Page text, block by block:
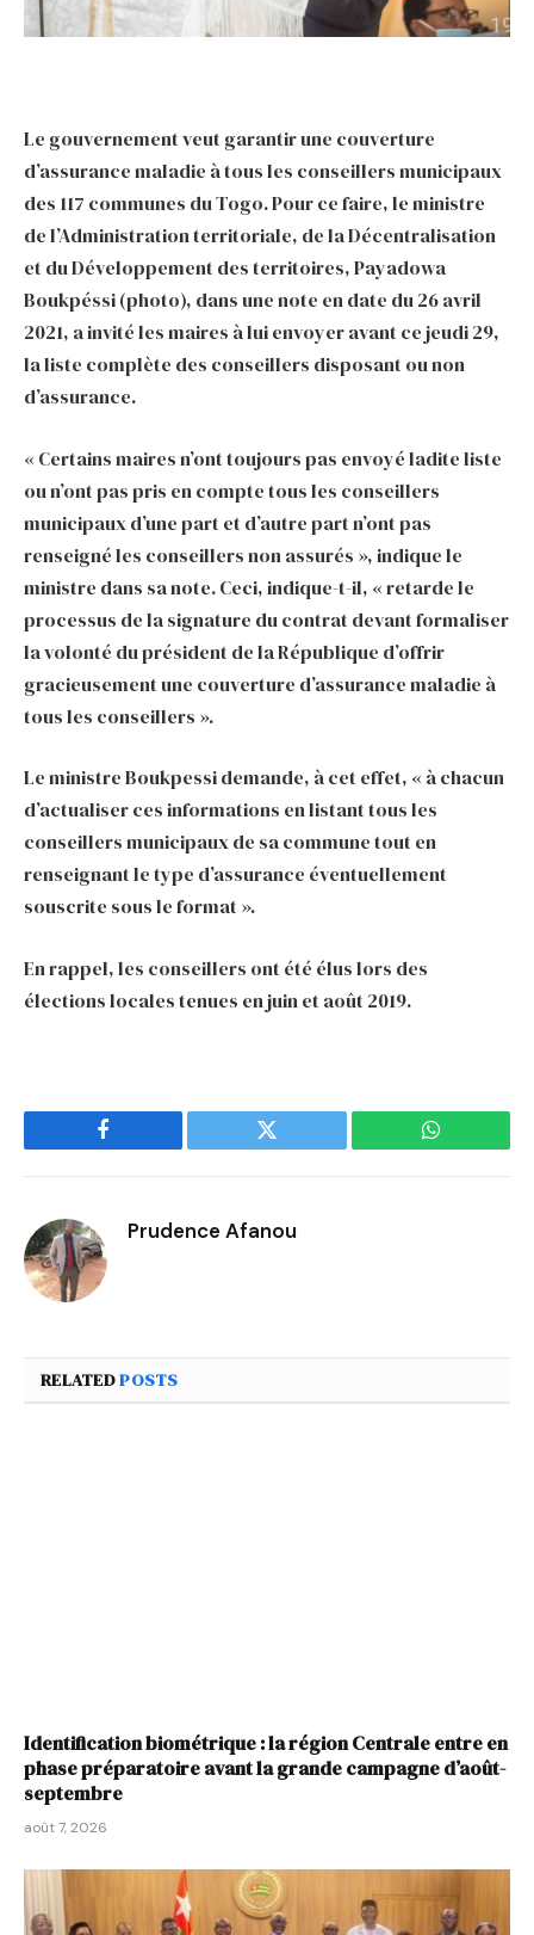
Le gouvernement veut garantir une couverture
d’assurance maladie à tous les conseillers municipaux
des 117 communes du Togo. Pour ce faire, le ministre
de l’Administration territoriale, de la Décentralisation
et du Développement des territoires, Payadowa
Boukpéssi (photo), dans une note en date du 26 avril
2021, a invité les maires à lui envoyer avant ce jeudi 29,
la liste complète des conseillers disposant ou non
d’assurance.
« Certains maires n’ont toujours pas envoyé ladite liste
ou n’ont pas pris en compte tous les conseillers
municipaux d’une part et d’autre part n’ont pas
renseigné les conseillers non assurés », indique le
ministre dans sa note. Ceci, indique-t-il, « retarde le
processus de la signature du contrat devant formaliser
la volonté du président de la République d’offrir
gracieusement une couverture d’assurance maladie à
tous les conseillers ».
Le ministre Boukpessi demande, à cet effet, « à chacun
d’actualiser ces informations en listant tous les
conseillers municipaux de sa commune tout en
renseignant le type d’assurance éventuellement
souscrite sous le format ».
En rappel, les conseillers ont été élus lors des
élections locales tenues en juin et août 2019.
Facebook Twitter WhatsApp
Prudence Afanou
RELATEDPOSTS
Identification biométrique : la région Centrale entre en
phase préparatoire avant la grande campagne d’août-
septembre
août 7, 2026